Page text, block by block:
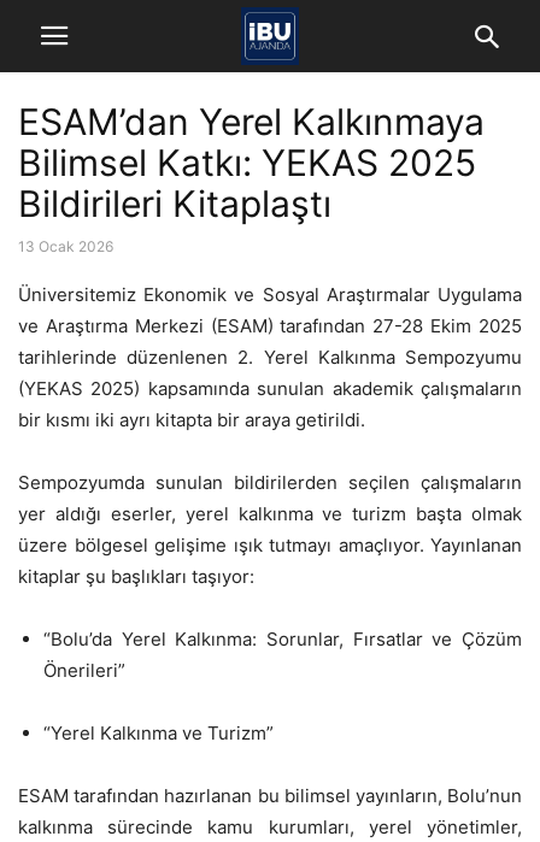
ESAM’dan Yerel Kalkınmaya
Bilimsel Katkı: YEKAS 2025
Bildirileri Kitaplaştı
13 Ocak 2026
Üniversitemiz Ekonomik ve Sosyal Araştırmalar Uygulama
ve Araştırma Merkezi (ESAM) tarafından 27-28 Ekim 2025
tarihlerinde düzenlenen 2. Yerel Kalkınma Sempozyumu
(YEKAS 2025) kapsamında sunulan akademik çalışmaların
bir kısmı iki ayrı kitapta bir araya getirildi.
Sempozyumda sunulan bildirilerden seçilen çalışmaların
yer aldığı eserler, yerel kalkınma ve turizm başta olmak
üzere bölgesel gelişime ışık tutmayı amaçlıyor. Yayınlanan
kitaplar şu başlıkları taşıyor:
“Bolu’da Yerel Kalkınma: Sorunlar, Fırsatlar ve Çözüm
Önerileri”
“Yerel Kalkınma ve Turizm”
ESAM tarafından hazırlanan bu bilimsel yayınların, Bolu’nun
kalkınma sürecinde kamu kurumları, yerel yönetimler,